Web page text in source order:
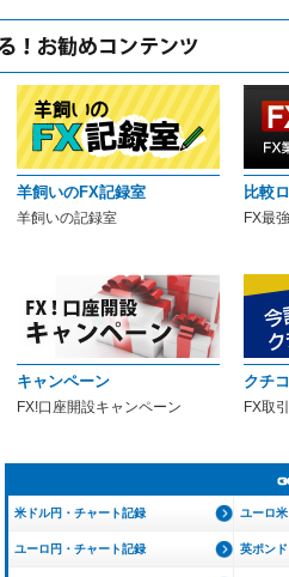
羊飼いのFX記録室
羊飼いの記録室
比較
FX最
キャンペーン
FX!口座開設キャンペーン
クチ
FX取
米ドル円・チャート記録 ユーロ
ユーロ円・チャート記録 英ポン